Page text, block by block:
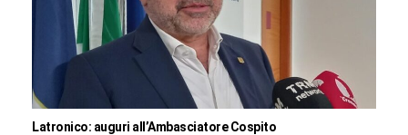
Latronico: auguri all’Ambasciatore Cospito